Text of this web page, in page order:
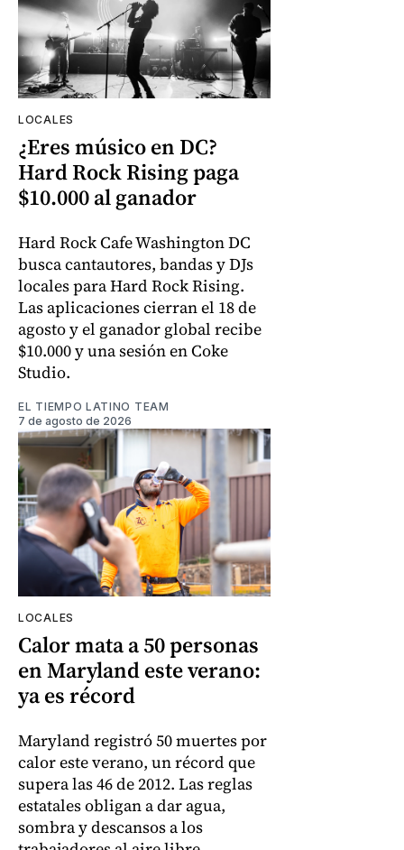
LOCALES
¿Eres músico en DC?
Hard Rock Rising paga
$10.000 al ganador
Hard Rock Cafe Washington DC
busca cantautores, bandas y DJs
locales para Hard Rock Rising.
Las aplicaciones cierran el 18 de
agosto y el ganador global recibe
$10.000 y una sesión en Coke
Studio.
EL TIEMPO LATINO TEAM
7 de agosto de 2026
LOCALES
Calor mata a 50 personas
en Maryland este verano:
ya es récord
Maryland registró 50 muertes por
calor este verano, un récord que
supera las 46 de 2012. Las reglas
estatales obligan a dar agua,
sombra y descansos a los